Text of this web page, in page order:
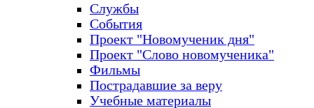
Службы
События
Проект "Новомученик дня"
Проект "Слово новомученика"
Фильмы
Пострадавшие за веру
Учебные материалы